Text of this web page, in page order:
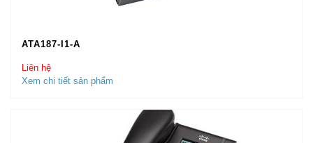
ATA187-I1-A
Liên hệ
Xem chi tiết sản phẩm